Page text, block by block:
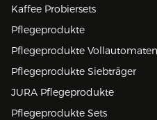
Kaffee Probiersets
Pflegeprodukte
Pflegeprodukte Vollautomaten
Pflegeprodukte Siebträger
JURA Pflegeprodukte
Pflegeprodukte Sets